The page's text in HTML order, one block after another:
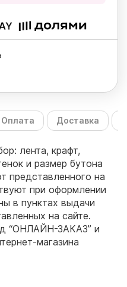
Оплата Доставка
лента, крафт,
и размер бутона
представленного на
при оформлении
в пунктах выдачи
на сайте.
“ОНЛАЙН-ЗАКАЗ” и
магазина